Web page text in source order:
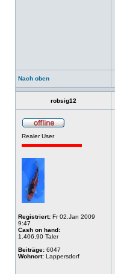
Nach oben
robsig12
Realer User
Registriert: Fr 02.Jan 2009
9:47
Cash on hand:
1.406,90 Taler
Beiträge: 6047
Wohnort: Lappersdorf